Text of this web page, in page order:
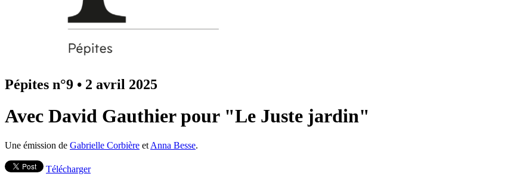
Pépites n°9 • 2 avril 2025
Avec David Gauthier pour "Le Juste jardin"
Une émission de Gabrielle Corbière et Anna Besse.
Télécharger